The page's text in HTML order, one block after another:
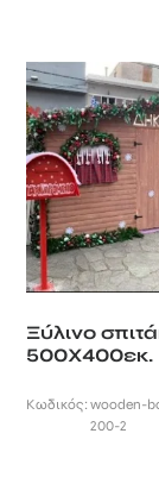
Ξύλινο
500Χ400εκ.
Κωδικός: wooden-
200-2